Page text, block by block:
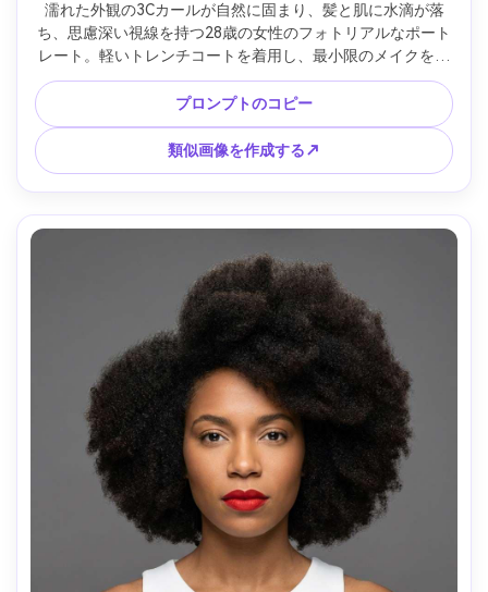
濡れた外観の3Cカールが自然に固まり、髪と肌に水滴が落
ち、思慮深い視線を持つ28歳の女性のフォトリアルなポート
レート。軽いトレンチコートを着用し、最小限のメイクをし
ています。反射のある雨の街の歩道。街灯からの鏡面ハイラ
イトを備えた曇りの柔らかい光。ソニー A7R V、35mm f/1.8;
タイトな頭と肩、率直な角度。超リアルな肌の質感、シャー
プな焦点、映画のようなグレーディング --ar 4:5
プロンプトのコピー
類似画像を作成する↗